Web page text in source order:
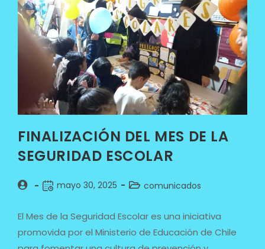
FINALIZACIÓN DEL MES DE LA
SEGURIDAD ESCOLAR
mayo 30, 2025 comunicados
El Mes de la Seguridad Escolar es una iniciativa
promovida por el Ministerio de Educación de Chile